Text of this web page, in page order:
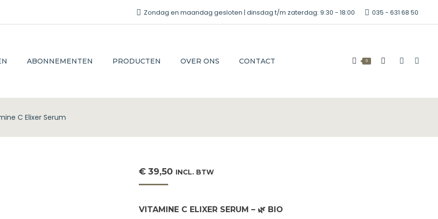
Zondag en maandag gesloten | dinsdag t/m zaterdag: 9:30 - 18:00 035 - 631 68 50
ABONNEMENTEN PRODUCTEN OVER ONS CONTACT 0 Zoeken:
C Elixer Serum
€ 39,50 INCL. BTW
VITAMINE C ELIXER SERUM – 🌿 BIO